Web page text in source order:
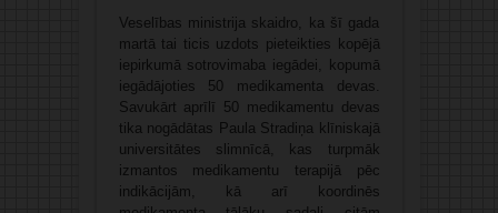
Veselības ministrija skaidro, ka šī gada
martā tai ticis uzdots pieteikties kopējā
iepirkumā sotrovimaba iegādei, kopumā
iegādājoties 50 medikamenta devas.
Savukārt aprīlī 50 medikamentu devas
tika nogādātas Paula Stradiņa klīniskajā
universitātes slimnīcā, kas turpmāk
izmantos medikamentu terapijā pēc
indikācijām, kā arī koordinēs